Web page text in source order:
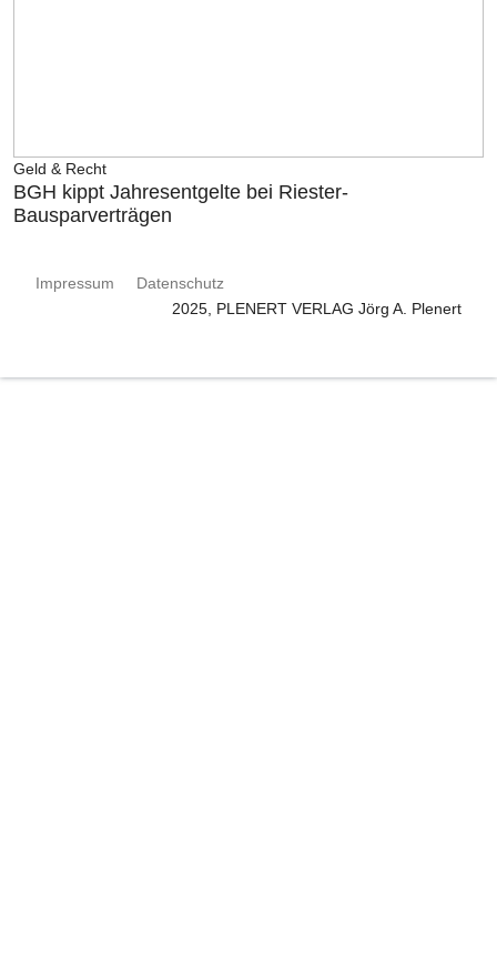
Geld & Recht
BGH kippt Jahresentgelte bei Riester-
Bausparverträgen
Impressum
Datenschutz
2025, PLENERT VERLAG Jörg A. Plenert